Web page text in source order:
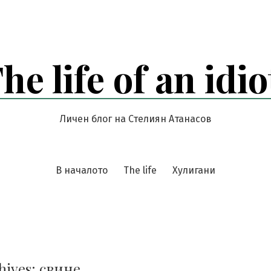
life of an
Личен блог на Стелиян Атанасов
В началото The life Хулигани